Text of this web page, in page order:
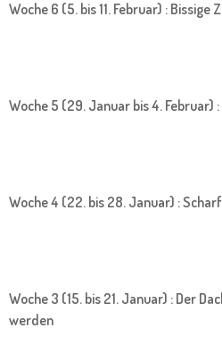
Woche 6 (5. bis 11. Februar) : Bissige
Woche 5 (29. Januar bis 4. Februar)
Woche 4 (22. bis 28. Januar) :
Woche 3 (15. bis 21. Januar) : Der
werden